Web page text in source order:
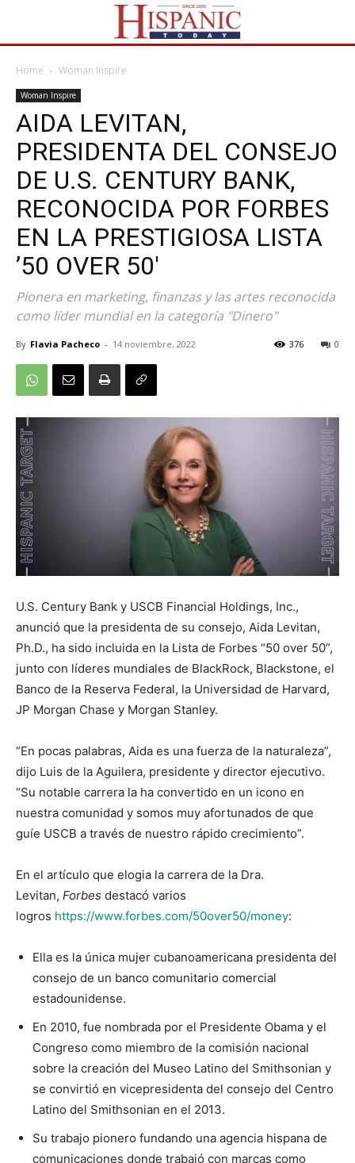
Home Woman Inspire
Woman Inspire
AIDA LEVITAN,
PRESIDENTA DEL CONSEJO
DE U.S. CENTURY BANK,
RECONOCIDA POR FORBES
EN LA PRESTIGIOSA LISTA
’50 OVER 50′
Pionera en marketing, finanzas y las artes reconocida
como líder mundial en la categoría "Dinero"
By Flavia Pacheco - 14 noviembre, 2022 0
376
U.S. Century Bank y USCB Financial Holdings, Inc.,
anunció que la presidenta de su consejo, Aida Levitan,
Ph.D., ha sido incluida en la Lista de Forbes “50 over 50”,
junto con líderes mundiales de BlackRock, Blackstone, el
Banco de la Reserva Federal, la Universidad de Harvard,
JP Morgan Chase y Morgan Stanley.
“En pocas palabras, Aida es una fuerza de la naturaleza”,
dijo Luis de la Aguilera, presidente y director ejecutivo.
“Su notable carrera la ha convertido en un icono en
nuestra comunidad y somos muy afortunados de que
guíe USCB a través de nuestro rápido crecimiento”.
En el artículo que elogia la carrera de la Dra.
Levitan, Forbes destacó varios
logros https://www.forbes.com/50over50/money:
Ella es la única mujer cubanoamericana presidenta del
consejo de un banco comunitario comercial
estadounidense.
En 2010, fue nombrada por el Presidente Obama y el
Congreso como miembro de la comisión nacional
sobre la creación del Museo Latino del Smithsonian y
se convirtió en vicepresidenta del consejo del Centro
Latino del Smithsonian en el 2013.
Su trabajo pionero fundando una agencia hispana de
comunicaciones donde trabajó con marcas como